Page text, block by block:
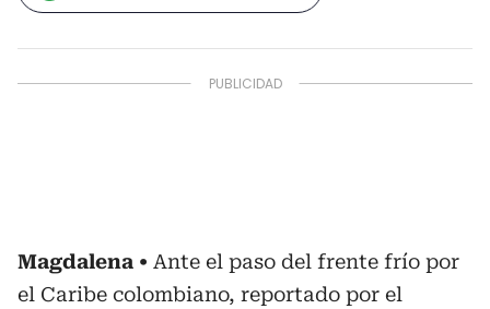
Magdalena
Ante el paso del frente frío por
el Caribe colombiano, reportado por el